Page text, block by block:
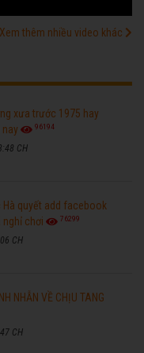
Xem thêm nhiều video khác
xưa trước 1975 hay
96194
CH
Hà quyết add facebook
nghỉ chơi
76299
CH
NHẪN VỀ CHỊU TANG
CH